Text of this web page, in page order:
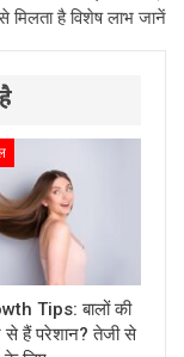
मिलता है विशेष लाभ जानें
Tips: बालों की
से हैं परेशान? तेजी से